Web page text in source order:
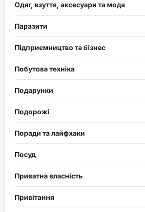
Одяг, взуття, аксесуари та мода
Паразити
Підприємництво та бізнес
Побутова техніка
Подарунки
Подорожі
Поради та лайфхаки
Посуд
Приватна власність
Привітання